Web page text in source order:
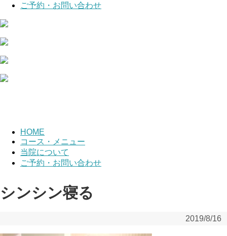
ご予約・お問い合わせ
HOME
コース・メニュー
当院について
ご予約・お問い合わせ
シンシン寝る
2019/8/16